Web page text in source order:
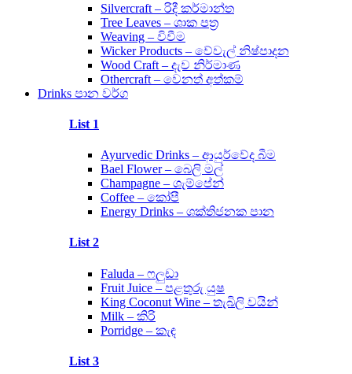
Silvercraft – රිදී කර්මාන්ත
Tree Leaves – ශාක පත්‍ර
Weaving – විවීම
Wicker Products – වේවැල් නිෂ්පාදන
Wood Craft – දැව නිර්මාණ
Othercraft – වෙනත් අත්කම්
Drinks පාන වර්ග
List 1
Ayurvedic Drinks – ආයුර්වේද බීම
Bael Flower – බෙලි මල්
Champagne – ශැම්පේන්
Coffee – කෝපී
Energy Drinks – ශක්තිජනක පාන
List 2
Faluda – ෆලුඩා
Fruit Juice – පළතුරු යුෂ
King Coconut Wine – තැබිලි වයින්
Milk – කිරි
Porridge – කැඳ
List 3